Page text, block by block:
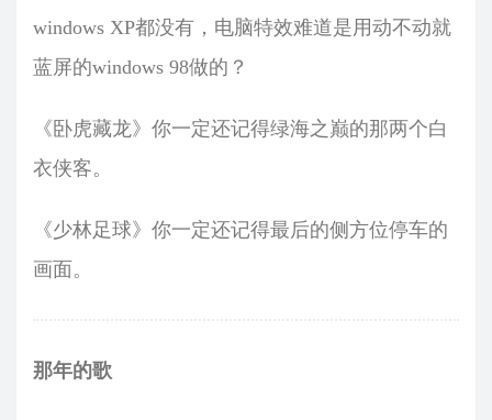
windows XP都没有，电脑特效难道是用动不动就
蓝屏的windows 98做的？
《卧虎藏龙》你一定还记得绿海之巅的那两个白
衣侠客。
《少林足球》你一定还记得最后的侧方位停车的
画面。
那年的歌